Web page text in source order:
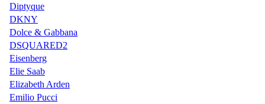
Diptyque
DKNY
Dolce & Gabbana
DSQUARED2
Eisenberg
Elie Saab
Elizabeth Arden
Emilio Pucci